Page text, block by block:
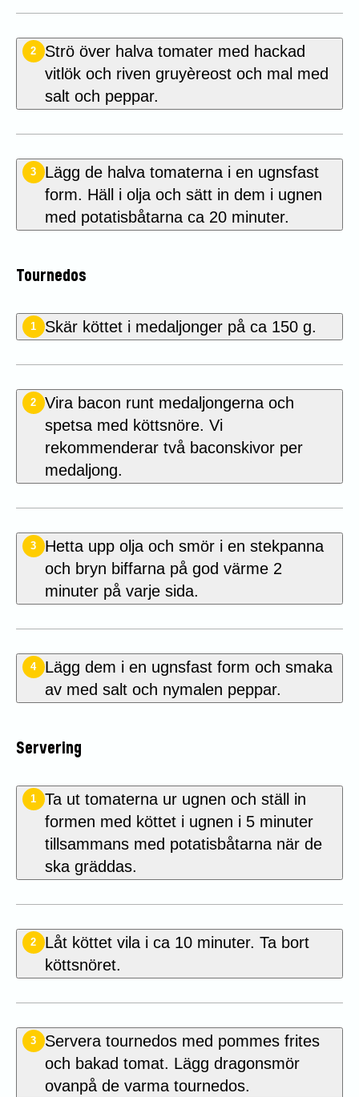
2
Strö över halva tomater med hackad
vitlök och riven gruyèreost och mal med
salt och peppar.
3
Lägg de halva tomaterna i en ugnsfast
form. Häll i olja och sätt in dem i ugnen
med potatisbåtarna ca 20 minuter.
Tournedos
1 Skär köttet i medaljonger på ca 150 g.
2
Vira bacon runt medaljongerna och
spetsa med köttsnöre. Vi
rekommenderar två baconskivor per
medaljong.
3
Hetta upp olja och smör i en stekpanna
och bryn biffarna på god värme 2
minuter på varje sida.
4
Lägg dem i en ugnsfast form och smaka
av med salt och nymalen peppar.
Servering
1
Ta ut tomaterna ur ugnen och ställ in
formen med köttet i ugnen i 5 minuter
tillsammans med potatisbåtarna när de
ska gräddas.
2
Låt köttet vila i ca 10 minuter. Ta bort
köttsnöret.
3
Servera tournedos med pommes frites
och bakad tomat. Lägg dragonsmör
ovanpå de varma tournedos.